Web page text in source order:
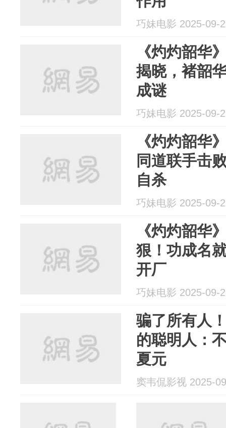
巧妹电影 2025-09-
《灼灼韶华
揭晓，褚韶
成谜
巧妹电影 2025-09-
《灼灼韶华
同道联手击
自杀
巧妹电影 2025-09-
《灼灼韶华
狠！功成名
开厂
巧妹电影 2025-09-
骗了所有人
的聪明人：
夏元
窦韦侃影视 2025-